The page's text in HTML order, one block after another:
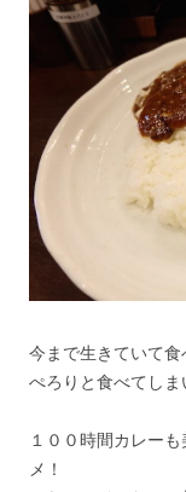
今まで生きていて食
ぺろりと食べてしま
１００時間カレー
メ！